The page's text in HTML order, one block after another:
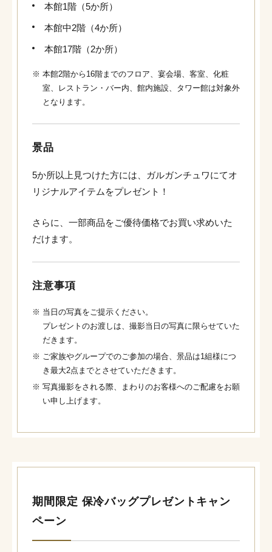
本館1階（5か所）
本館中2階（4か所）
本館17階（2か所）
※ 本館2階から16階までのフロア、宴会場、客室、化粧
室、レストラン・バー内、館内施設、タワー館は対象外
となります。
景品
5か所以上見つけた方には、ガルガンチュワにてオ
リジナルアイテムをプレゼント！
さらに、一部商品をご優待価格でお買い求めいた
だけます。
注意事項
※ 当日の写真をご提示ください。
プレゼントのお渡しは、撮影当日の写真に限らせていた
だきます。
※ ご家族やグループでのご参加の場合、景品は1組様につ
き最大2点までとさせていただきます。
※ 写真撮影をされる際、まわりのお客様へのご配慮をお願
い申し上げます。
期間限定 保冷バッグプレゼントキャン
ペーン